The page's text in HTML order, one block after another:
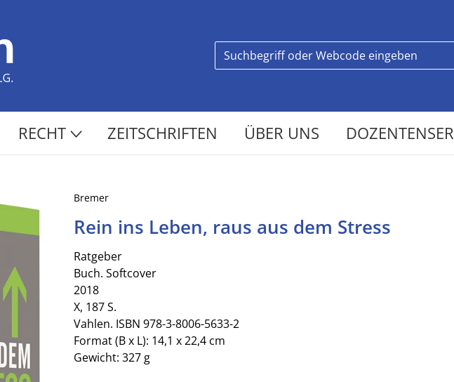
RECHT ZEITSCHRIFTEN ÜBER UNS
Bremer
Rein ins Leben, raus aus dem Stress
Ratgeber
Buch. Softcover
2018
X, 187 S.
Vahlen. ISBN 978-3-8006-5633-2
Format (B x L): 14,1 x 22,4 cm
Gewicht: 327 g